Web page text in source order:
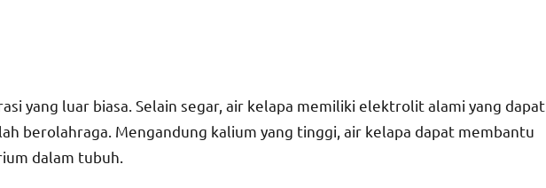
yang luar biasa. Selain segar, air kelapa memiliki elektrolit alami yang dapat
berolahraga. Mengandung kalium yang tinggi, air kelapa dapat membantu
dalam tubuh.